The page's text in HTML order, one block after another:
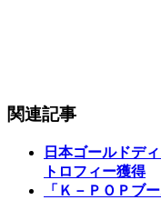
関連記事
日本ゴールドデ
トロフィー獲得
「Ｋ－ＰＯＰブ